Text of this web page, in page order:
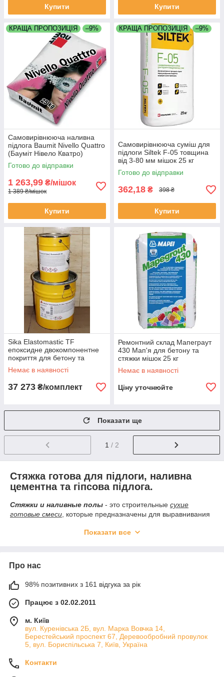
Купити Купити
КРАЩА ПРОПОЗИЦІЯ –9%
Самовирівнююча наливна
підлога Baumit Nivello Quattro
(Бауміт Нівело Кватро)
товщина від 1 до 20 мм 25 кг
мішок
Готово до відправки
1 263,99 ₴/мішок
1 389 ₴/мішок
Купити
КРАЩА ПРОПОЗИЦІЯ –9%
Самовирівнююча суміш для
підлоги Siltek F-05 товщина
від 3-80 мм мішок 25 кг
Готово до відправки
362,18 ₴ 398 ₴
Купити
Sika Elastomastic TF
епоксидне двокомпонентне
покриття для бетону та
металу RAL 7037 комплект
20 кг
Немає в наявності
37 273 ₴/комплект
Ремонтний склад Мапеграут
430 Мап'я для бетону та
стяжки мішок 25 кг
Немає в наявності
Ціну уточнюйте
Показати ще
1 / 2
Стяжка готова для підлоги, наливна
цементна та гіпсова підлога.
Стяжки и наливные полы - это строительные сухие
готовые смеси , которые предназначены для выравнивания
возможных неровностей, перепадов, для повышения
линолеумом, ламинатом, паркетом и т.п. Ми пропонуємо
Вашій увазі різноманітний спектр продукції, починаючи від
простих цементних готових стяжок закінчуючи високоміцними
і зносостійкими промисловими полімерними і
поліуретановими наливними підлогами.
Показати все
Про нас
98% позитивних з 161 відгука за рік
Працює з 02.02.2011
м. Київ
вул. Куренівська 2Б, вул. Марка Вовчка 14,
Берестейський проспект 67, Деревообробний провулок
5, вул. Бориспільська 7, Київ, Україна
Контакти